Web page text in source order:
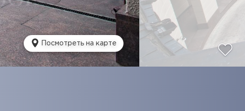
Посмотреть на карте